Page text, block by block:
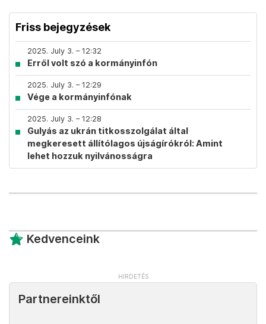
Friss bejegyzések
2025. July 3. – 12:32
Erről volt szó a kormányinfón
2025. July 3. – 12:29
Vége a kormányinfónak
2025. July 3. – 12:28
Gulyás az ukrán titkosszolgálat által
megkeresett állítólagos újságírókról: Amint
lehet hozzuk nyilvánosságra
Kedvenceink
Partnereinktől